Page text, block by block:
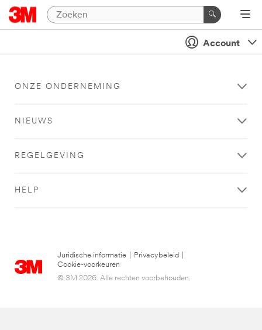
Account
ONZE ONDERNEMING
NIEUWS
REGELGEVING
HELP
Juridische informatie Privacybeleid
Cookie-voorkeuren
© 3M 2026. Alle rechten voorbehouden.